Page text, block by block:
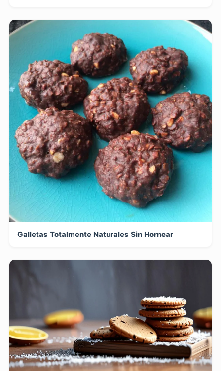
Galletas Totalmente Naturales Sin Hornear